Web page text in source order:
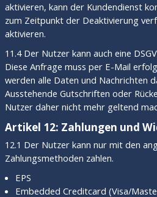
aktivieren, kann der Kundendienst
zum Zeitpunkt der Deaktivierung
aktivieren.
11.4 Der Nutzer kann auch eine
Diese Anfrage muss per E-Mail
werden alle Daten und Nachrichten
Ausstehende Gutschriften oder
Nutzer daher nicht mehr geltend
Artikel 12: Zahlungen und
12.1 Der Nutzer kann nur mit den
Zahlungsmethoden zahlen.
EPS
Embedded Creditcard (Visa/